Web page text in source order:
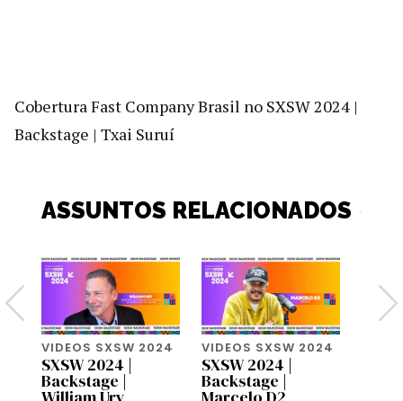
Cobertura Fast Company Brasil no SXSW 2024 |
Backstage | Txai Suruí
ASSUNTOS RELACIONADOS
VIDEOS SXSW 2024
SXSW 2024 |
Backstage |
VIDEOS SXSW 2024
SXSW 2024 |
Backstage |